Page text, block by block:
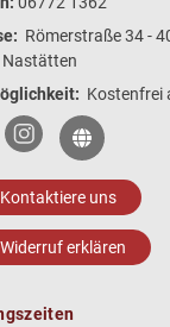
Römerstraße 34 -
Nastätten
Kostenfrei
Kontaktiere uns
Widerruf erklären